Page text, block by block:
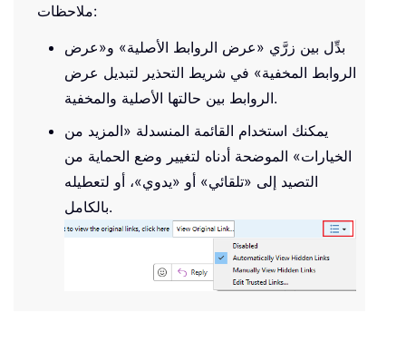
ملاحظات:
بدِّل بين زرَّي «عرض الروابط الأصلية» و«عرض
الروابط المخفية» في شريط التحذير لتبديل عرض
الروابط بين حالتها الأصلية والمخفية.
يمكنك استخدام القائمة المنسدلة «المزيد من
الخيارات» الموضحة أدناه لتغيير وضع الحماية من
التصيد إلى «تلقائي» أو «يدوي»، أو لتعطيله
بالكامل.